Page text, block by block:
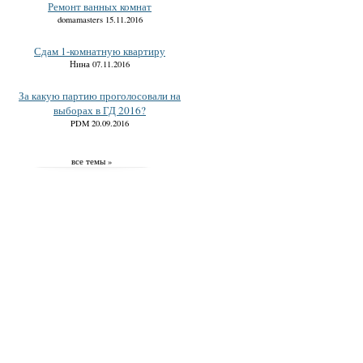
Ремонт ванных комнат
domamasters 15.11.2016
Сдам 1-комнатную квартиру
Нина 07.11.2016
За какую партию проголосовали на
выборах в ГД 2016?
PDM 20.09.2016
все темы »